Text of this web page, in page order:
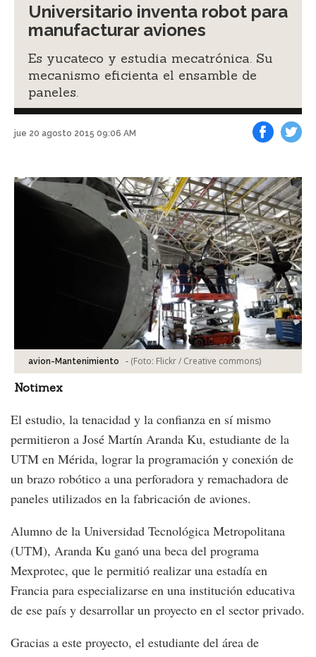
Universitario inventa robot para
manufacturar aviones
Es yucateco y estudia mecatrónica. Su
mecanismo eficienta el ensamble de
paneles.
jue 20 agosto 2015 09:06 AM
avion-Mantenimiento - (Foto: Flickr / Creative commons)
Notimex
El estudio, la tenacidad y la confianza en sí mismo
permitieron a José Martín Aranda Ku, estudiante de la
UTM en Mérida, lograr la programación y conexión de
un brazo robótico a una perforadora y remachadora de
paneles utilizados en la fabricación de aviones.
Alumno de la Universidad Tecnológica Metropolitana
(UTM), Aranda Ku ganó una beca del programa
Mexprotec, que le permitió realizar una estadía en
Francia para especializarse en una institución educativa
de ese país y desarrollar un proyecto en el sector privado.
Gracias a este proyecto, el estudiante del área de